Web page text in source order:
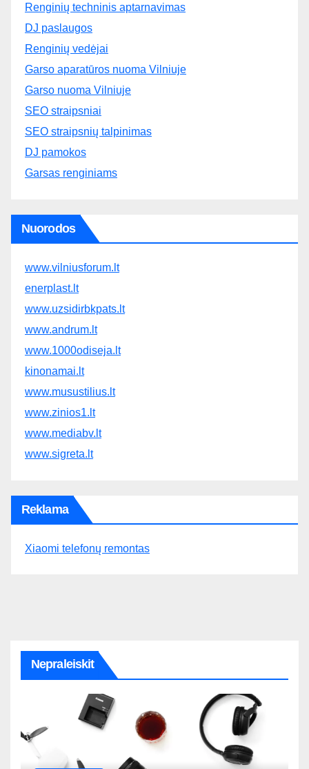
Renginių techninis aptarnavimas
DJ paslaugos
Renginių vedėjai
Garso aparatūros nuoma Vilniuje
Garso nuoma Vilniuje
SEO straipsniai
SEO straipsnių talpinimas
DJ pamokos
Garsas renginiams
Nuorodos
www.vilniusforum.lt
enerplast.lt
www.uzsidirbkpats.lt
www.andrum.lt
www.1000odiseja.lt
kinonamai.lt
www.musustilius.lt
www.zinios1.lt
www.mediabv.lt
www.sigreta.lt
Reklama
Xiaomi telefonų remontas
Nepraleiskit